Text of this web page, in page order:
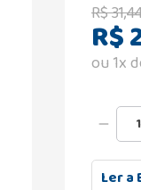
R$31,
R$
ou1x
Ler a